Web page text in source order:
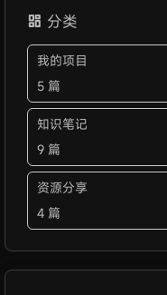
分类
我的项目
5 篇
知识笔记
9 篇
资源分享
4 篇